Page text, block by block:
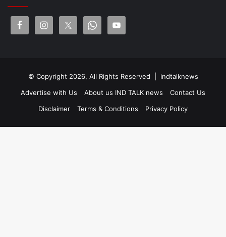
© Copyright 2026, All Rights Reserved | indtalknews
Advertise with Us
About us IND TALK news
Contact Us
Disclaimer
Terms & Conditions Privacy Policy